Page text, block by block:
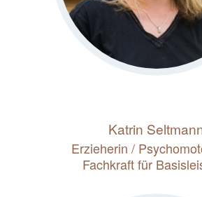
Katrin
Erzieherin /
Fachkraft für